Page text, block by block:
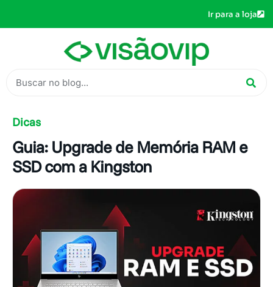
Ir para a loja
Dicas
Guia: Upgrade de Memória RAM e
SSD com a Kingston